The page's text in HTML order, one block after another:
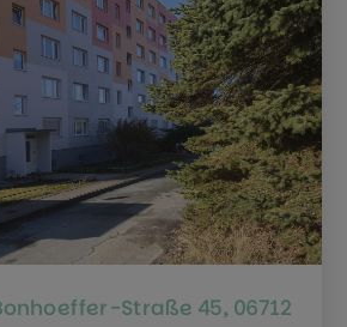
Straße 45, 06712